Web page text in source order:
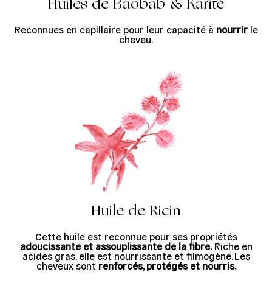
Huiles de Baobab & Karité
Reconnues en capillaire pour leur capacité à nourrirle
cheveu.
Huile de Ricin
Cette huile est reconnue pour ses propriétés
adoucissante et assouplissante de la fibre.Riche en
acides gras, elle est nourrissante et filmogène. Les
cheveux sont renforcés, protégés et nourris.